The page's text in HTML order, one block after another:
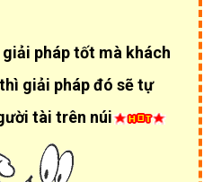
giải pháp tốt mà khách
giải pháp đó sẽ tự
tài trên núi